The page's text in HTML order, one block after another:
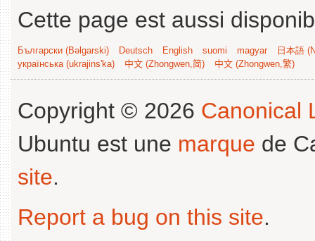
Cette page est aussi
Български (Bəlgarski) Deutsch English suomi magyar
日本語
українська (ukrajins'ka)
中文 (Zhongwen,简) 中文 (Zhongwen,繁)
Copyright © 2026 Canonical
Ubuntu est une marque de
site.
Report a bug on this site.